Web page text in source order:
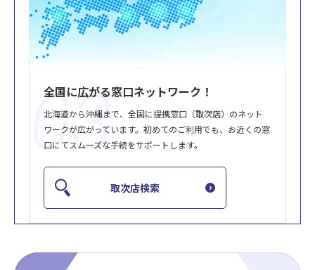
03
全国に広がる窓口ネットワーク！
北海道から沖縄まで、全国に提携窓口（取次店）のネット
ワークが広がっています。初めてのご利用でも、お近くの窓
口にてスムーズな手続をサポートします。
取次店検索